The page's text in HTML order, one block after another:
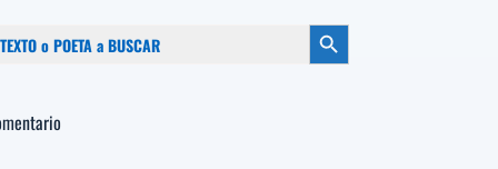
Botón de búsqueda